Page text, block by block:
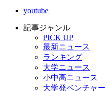
youtube
記事ジャンル
PICK UP
最新ニュース
ランキング
大学ニュース
小中高ニュース
大学発ベンチャー